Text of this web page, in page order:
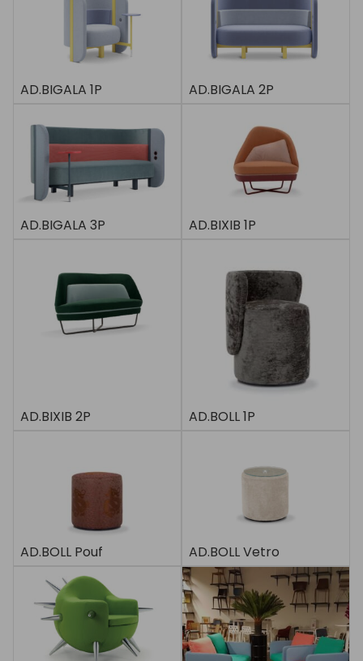
AD.BIGALA 1P AD.BIGALA 2P
AD.BIGALA 3P AD.BIXIB 1P
AD.BIXIB 2P AD.BOLL 1P
AD.BOLL Pouf AD.BOLL Vetro